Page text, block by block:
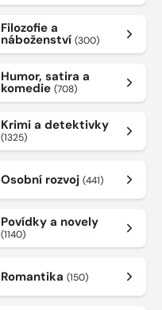
Filozofie a
náboženství (300)
Humor, satira a
komedie (708)
Krimi a detektivky
(1325)
Osobní rozvoj (441)
Povídky a novely
(1140)
Romantika (150)